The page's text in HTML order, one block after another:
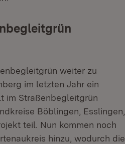
weiter zu
im letzten Jahr ein
im Straßenbegleitgrün
Böblingen, Esslingen,
teil. Nun kommen noch
hinzu, wodurch die